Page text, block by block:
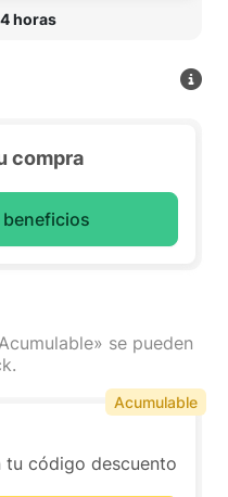
4 horas
compra
se pueden
tu código descuento
Acumulable